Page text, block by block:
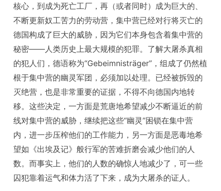
核心，到成为死亡工厂，再（或者同时）成为巨大的、
不断更新奴工苦力的劳动营，集中营已经对行将灭亡的
德国构成了巨大的威胁，因为它们本身包含着集中营的
秘密——人类历史上最大规模的犯罪。了解大屠杀真相
的犯人们，德语称为“Gebeimnisträger”，组成了仍然植
根于集中营的幽灵军团，必须加以处理。已经被拆毁的
灭绝营，也是非常重要的证据，不得不向德国内地转
移。这些决定，一方面是荒唐地希望减少不断逼近的前
线对集中营的威胁，继续把这些“幽灵”困锁在集中营
内，进一步压榨他们的工作能力，另一方面是恶毒地希
望如《出埃及记》般行军的苦难折磨会减少他们的人
数。而事实上，他们的人数的确惊人地减少了，可一些
囚犯靠着运气和体力活了下来，成为大屠杀的证人。